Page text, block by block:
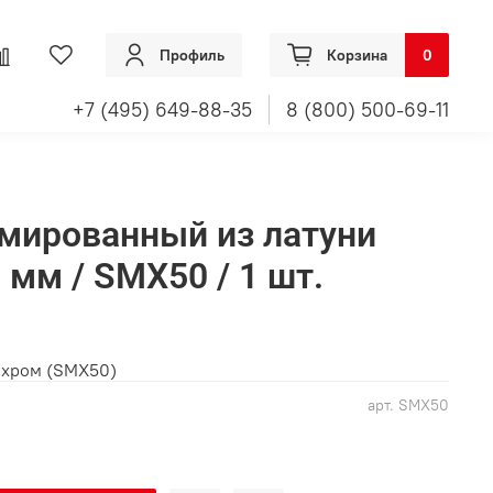
Профиль Корзина 0
+7 (495) 649-88-35 8 (800) 500-69-11
арт. SMX50
из латуни
мм / SMX50 / 1 шт.
(SMX50)